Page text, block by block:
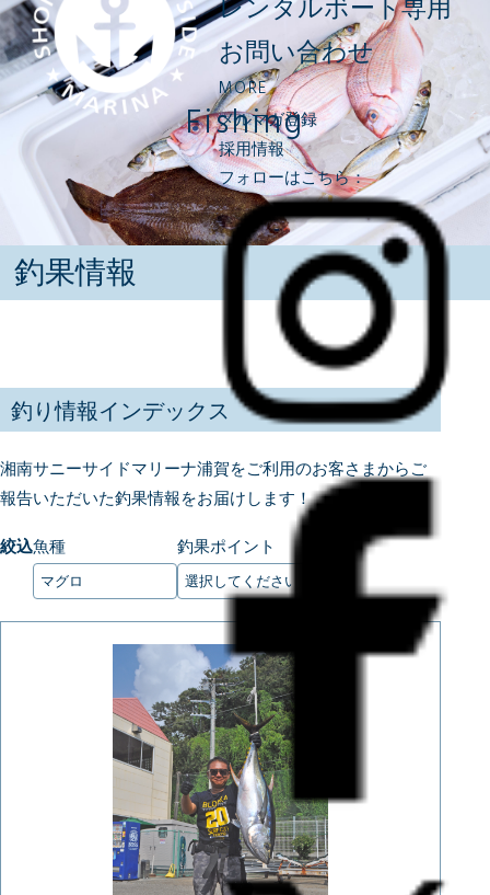
レンタルボート専用
お問い合わせ
MORE
メルマガ登録
採用情報
フォローはこちら：
Fishing
釣果情報
釣り情報インデックス
湘南サニーサイドマリーナ浦賀をご利用のお客さまからご
報告いただいた釣果情報をお届けします！
絞込魚種 釣果ポイント